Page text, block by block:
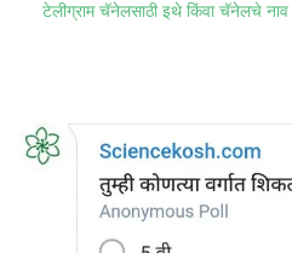
टेलीग्राम चॅनेलसाठी इथे किंवा चॅनेलचे